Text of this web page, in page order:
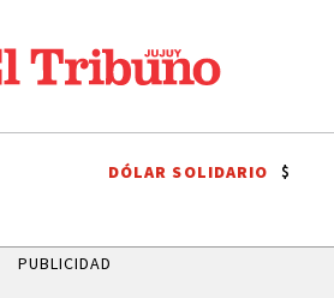
TEATRO JUJEÑO
DÓLAR SOLIDARIO $
PUBLICIDAD